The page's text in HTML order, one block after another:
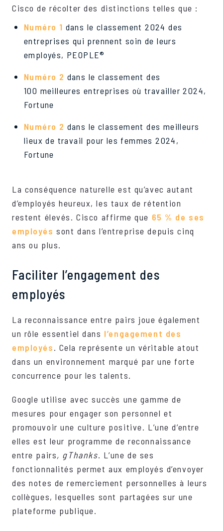
Cisco de récolter des distinctions telles que :
Numéro 1 dans le classement 2024 des
entreprises qui prennent soin de leurs
employés, PEOPLE®
Numéro 2 dans le classement des
100 meilleures entreprises où travailler 2024,
Fortune
Numéro 2 dans le classement des meilleurs
lieux de travail pour les femmes 2024,
Fortune
La conséquence naturelle est qu’avec autant
d’employés heureux, les taux de rétention
restent élevés. Cisco affirme que 65 % de ses
employés sont dans l’entreprise depuis cinq
ans ou plus.
Faciliter l’engagement des
employés
La reconnaissance entre pairs joue également
un rôle essentiel dans l’engagement des
employés. Cela représente un véritable atout
dans un environnement marqué par une forte
concurrence pour les talents.
Google utilise avec succès une gamme de
mesures pour engager son personnel et
promouvoir une culture positive. L’une d’entre
elles est leur programme de reconnaissance
entre pairs, gThanks. L’une de ses
fonctionnalités permet aux employés d’envoyer
des notes de remerciement personnelles à leurs
collègues, lesquelles sont partagées sur une
plateforme publique.